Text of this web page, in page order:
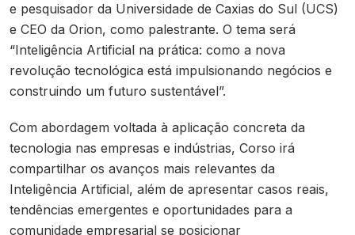
e pesquisador da Universidade de Caxias do Sul (UCS)
e CEO da Orion, como palestrante. O tema será
“Inteligência Artificial na prática: como a nova
revolução tecnológica está impulsionando negócios e
construindo um futuro sustentável”.
Com abordagem voltada à aplicação concreta da
tecnologia nas empresas e indústrias, Corso irá
compartilhar os avanços mais relevantes da
Inteligência Artificial, além de apresentar casos reais,
tendências emergentes e oportunidades para a
comunidade empresarial se posicionar